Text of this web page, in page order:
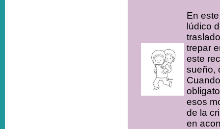
En
lúdico
trepar
este
sueño,
esos
de la
en